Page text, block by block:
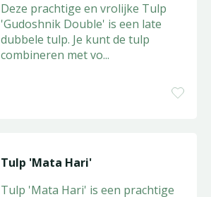
Deze prachtige en vrolijke Tulp
'Gudoshnik Double' is een late
dubbele tulp. Je kunt de tulp
combineren met vo...
Tulp 'Mata Hari'
Tulp 'Mata Hari' is een prachtige